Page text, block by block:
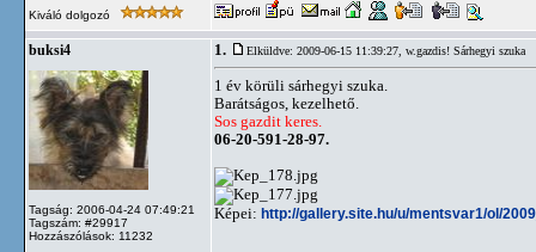
Kiváló dolgozó
buksi4
Tagság: 2006-04-24 07:49:21
Tagszám: #29917
Hozzászólások: 11232
1. Elküldve: 2009-06-15 11:39:27, w.gazdis! Sárhegyi szuka
1 év körüli sárhegyi szuka.
Barátságos, kezelhető.
Sos gazdit keres.
06-20-591-28-97.
Képei: http://gallery.site.hu/u/mentsvar1/ol/